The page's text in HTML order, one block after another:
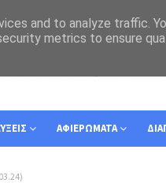
ΑΦΙΕΡΩΜΑΤΑ
and to analyze traffic.
metrics to ensure